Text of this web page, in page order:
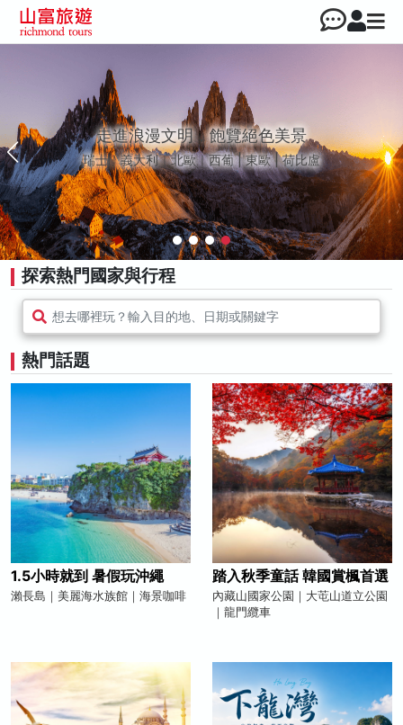
走進浪漫文明，飽覽絕色美景
瑞士｜義大利｜北歐｜西葡 | 東歐 | 荷比盧
探索熱門國家與行程
想去哪裡玩？輸入目的地、日期或關鍵字
熱門話題
1.5小時就到 暑假玩沖繩
瀨長島｜美麗海水族館｜海景咖啡
踏入秋季童話 韓國賞楓首選
內藏山國家公園｜大芚山道立公園
｜龍門纜車